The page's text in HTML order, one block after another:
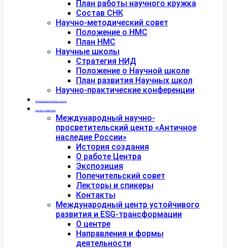
План работы научного кружка
Состав СНК
Научно-методический совет
Положение о НМС
План НМС
Научные школы
Стратегия НИД
Положение о Научной школе
План развития Научных школ
Научно-практические конференции
Международная академия туризма
Центры и лаборатории
Международный научно-
просветительский центр «Античное
наследие России»
История создания
О работе Центра
Экспозиция
Попечительский совет
Лекторы и спикеры
Контакты
Международный центр устойчивого
развития и ESG-трансформации
О центре
Направления и формы
деятельности